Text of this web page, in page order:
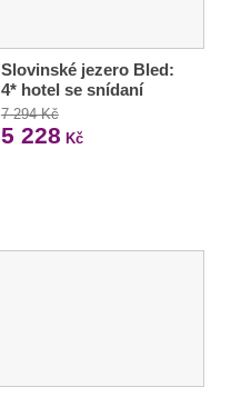
Slovinské jezero Bled:
4* hotel se snídaní
7 294 Kč
5 228 Kč